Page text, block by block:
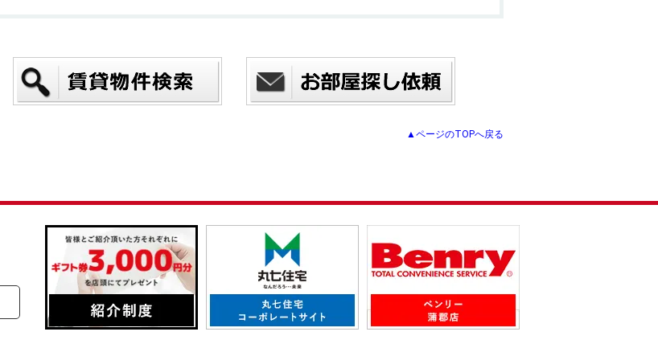
▲ページのTOPへ戻る